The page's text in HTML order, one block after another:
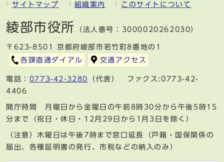
サイトマップ 組織案内 このサイトについて
綾部市役所 （法人番号：3000020262030）
〒623-8501 京都府綾部市若竹町8番地の1
各課直通ダイアル
交通アクセス
電話： 0773-42-3280
（代表） ファクス:0773-42-
4406
開庁時間 月曜日から金曜日の午前8時30分から午後5時15
分まで（祝日・休日・12月29日から1月3日を除く）
（注意）木曜日は午後7時まで窓口延長（戸籍・国保関係の
届出、各種証明書の発行、市税などの納入のみ）